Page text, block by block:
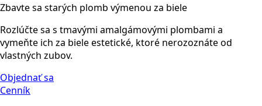
Zbavte sa starých plomb výmenou za biele
Rozlúčte sa s tmavými amalgámovými plombami a
vymeňte ich za biele estetické, ktoré nerozoznáte od
vlastných zubov.
Objednať sa
Cenník